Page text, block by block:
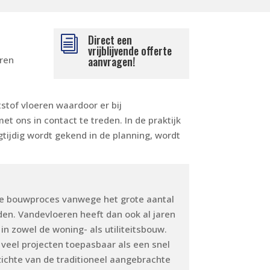
i Direct een
vrijblijvende offerte
aanvragen!
vloeren waardoor er bij
ons in contact te treden. In de praktijk
wordt gekend in de planning, wordt
bouwproces vanwege het grote aantal
Vandevloeren heeft dan ook al jaren
zowel de woning- als utiliteitsbouw.
projecten toepasbaar als een snel
van de traditioneel aangebrachte